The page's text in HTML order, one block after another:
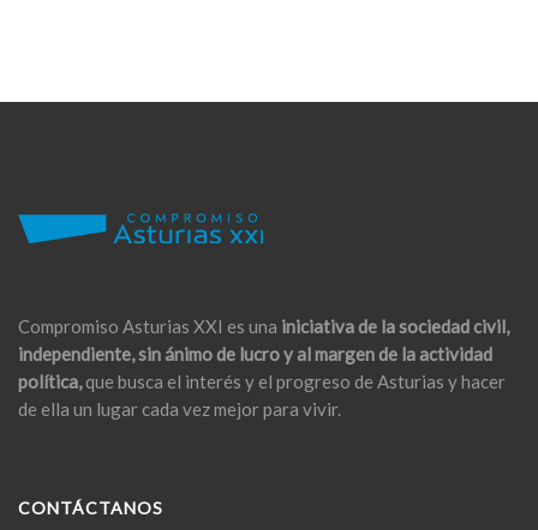
Compromiso Asturias XXI es una iniciativa de la sociedad civil,
independiente, sin ánimo de lucro y al margen de la actividad
política,que busca el interés y el progreso de Asturias y hacer
de ella un lugar cada vez mejor para vivir.
CONTÁCTANOS